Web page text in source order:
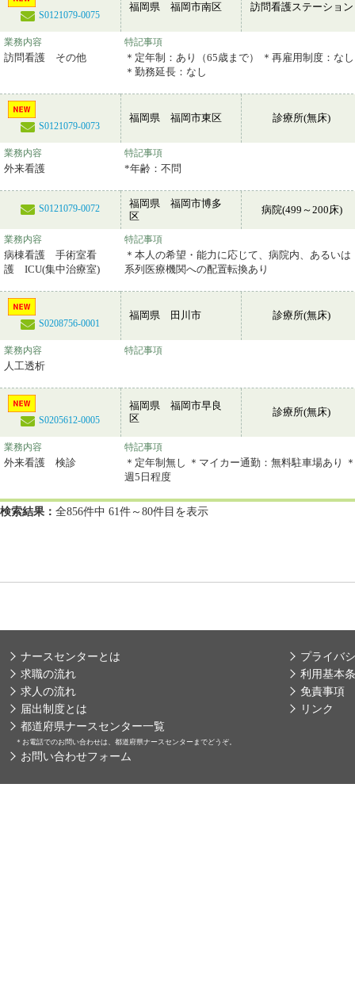
S0121079-0075
福岡県 福岡市南区 訪問看護ステーション
業務内容
訪問看護 その他
特記事項
＊定年制：あり（65歳まで） ＊再雇用制度：なし
＊勤務延長：なし
S0121079-0073
福岡県 福岡市東区 診療所(無床)
業務内容
外来看護
特記事項
*年齢：不問
S0121079-0072
福岡県 福岡市博多
区
病院(499～200床)
業務内容
病棟看護 手術室看
護 ICU(集中治療室)
特記事項
＊本人の希望・能力に応じて、病院内、あるいは
系列医療機関への配置転換あり
S0208756-0001
福岡県 田川市 診療所(無床)
業務内容
人工透析
特記事項
S0205612-0005
福岡県 福岡市早良
区
診療所(無床)
業務内容
外来看護 検診
特記事項
＊定年制無し ＊マイカー通勤：無料駐車場あり ＊
週5日程度
検索結果： 全856件中 61件～80件目を表示
ナースセンターとは
求職の流れ
求人の流れ
届出制度とは
都道府県ナースセンター一覧
＊ お電話でのお問い合わせは、都道府県ナースセンターまでどうぞ。
お問い合わせフォーム
プライバ
利用基本
免責事項
リンク